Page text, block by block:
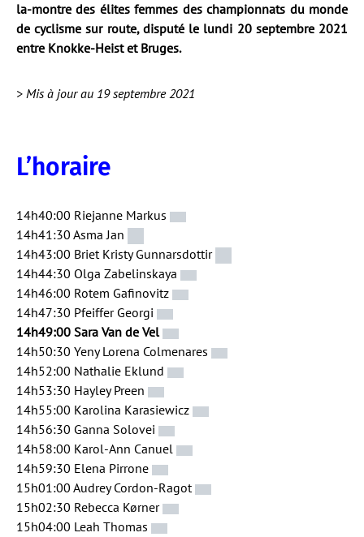
la-montre des élites femmes des championnats du monde
de cyclisme sur route, disputé le lundi 20 septembre 2021
entre Knokke-Heist et Bruges.
> Mis à jour au 19 septembre 2021
L’horaire
14h40:00 Riejanne Markus
14h41:30 Asma Jan
14h43:00 Briet Kristy Gunnarsdottir
14h44:30 Olga Zabelinskaya
14h46:00 Rotem Gafinovitz
14h47:30 Pfeiffer Georgi
14h49:00 Sara Van de Vel
14h50:30 Yeny Lorena Colmenares
14h52:00 Nathalie Eklund
14h53:30 Hayley Preen
14h55:00 Karolina Karasiewicz
14h56:30 Ganna Solovei
14h58:00 Karol-Ann Canuel
14h59:30 Elena Pirrone
15h01:00 Audrey Cordon-Ragot
15h02:30 Rebecca Kørner
15h04:00 Leah Thomas